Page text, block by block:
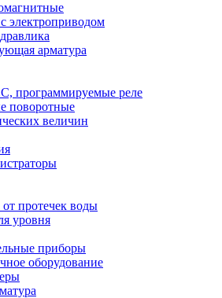
арматура
программируемые реле
поворотные
величин
протечек воды
уровня
приборы
оборудование